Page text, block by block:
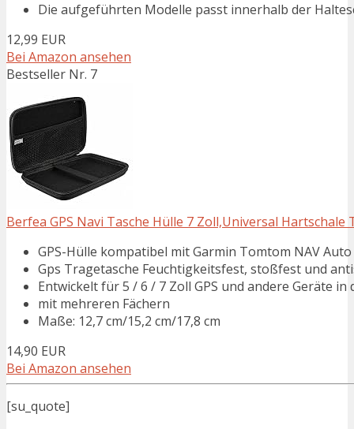
Die aufgeführten Modelle passt innerhalb der
12,99 EUR
Bei Amazon ansehen
Bestseller Nr. 7
Berfea GPS Navi Tasche Hülle 7 Zoll,Universal
GPS-Hülle kompatibel mit Garmin Tomtom NAV
Gps Tragetasche Feuchtigkeitsfest, stoßfest und
Entwickelt für 5 / 6 / 7 Zoll GPS und andere Geräte in
mit mehreren Fächern
Maße: 12,7 cm/15,2 cm/17,8 cm
14,90 EUR
Bei Amazon ansehen
[su_quote]